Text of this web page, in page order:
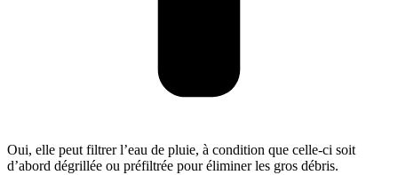
Oui, elle peut filtrer l’eau de pluie, à condition que celle-ci soit
d’abord dégrillée ou préfiltrée pour éliminer les gros débris.